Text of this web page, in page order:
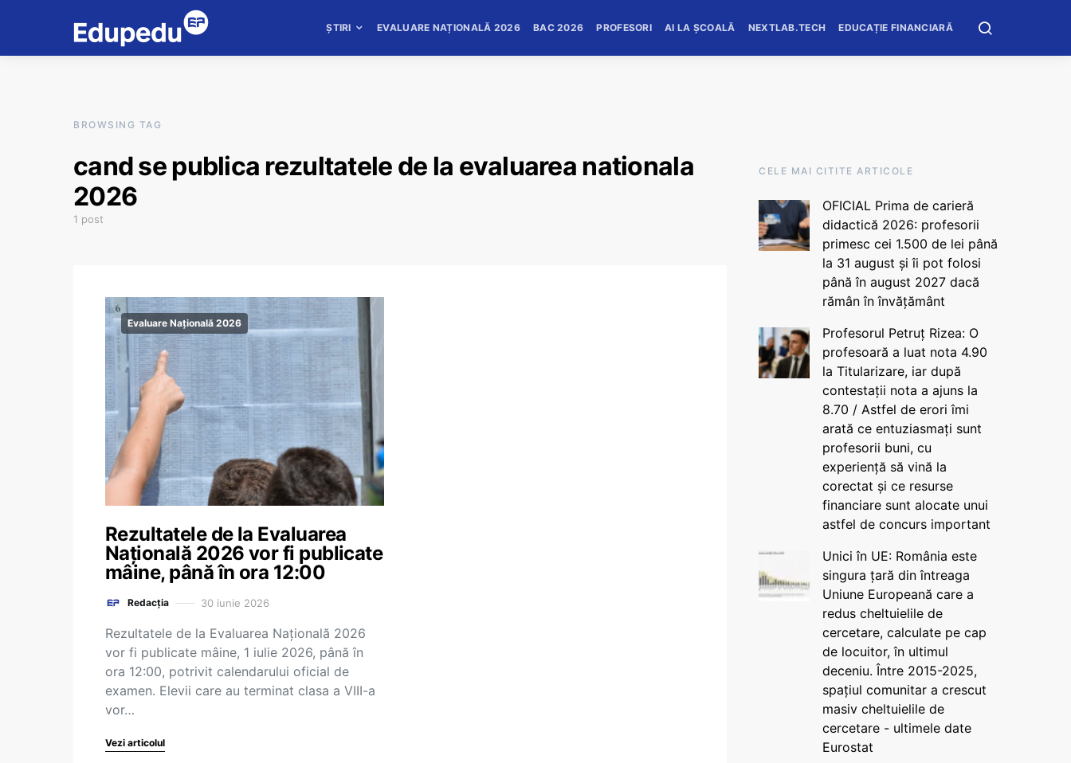
ȘTIRI EVALUARE NAȚIONALĂ 2026 BAC 2026 PROFESORI AI LA ȘCOALĂ NEXTLAB.TECH EDUCAȚIE FINANCIARĂ
BROWSING TAG
cand se publica rezultatele de la evaluarea nationala
2026
1 post
Evaluare Națională 2026
Rezultatele de la Evaluarea
Națională 2026 vor fi publicate
mâine, până în ora 12:00
Redacția 30 iunie 2026
Rezultatele de la Evaluarea Națională 2026
vor fi publicate mâine, 1 iulie 2026, până în
ora 12:00, potrivit calendarului oficial de
examen. Elevii care au terminat clasa a VIII-a
vor…
Vezi articolul
CELE MAI CITITE ARTICOLE
OFICIAL Prima de carieră
didactică 2026: profesorii
primesc cei 1.500 de lei până
la 31 august și îi pot folosi
până în august 2027 dacă
rămân în învățământ
Profesorul Petruț Rizea: O
profesoară a luat nota 4.90
la Titularizare, iar după
contestații nota a ajuns la
8.70 / Astfel de erori îmi
arată ce entuziasmați sunt
profesorii buni, cu
experiență să vină la
corectat și ce resurse
financiare sunt alocate unui
astfel de concurs important
Unici în UE: România este
singura țară din întreaga
Uniune Europeană care a
redus cheltuielile de
cercetare, calculate pe cap
de locuitor, în ultimul
deceniu. Între 2015-2025,
spațiul comunitar a crescut
masiv cheltuielile de
cercetare - ultimele date
Eurostat